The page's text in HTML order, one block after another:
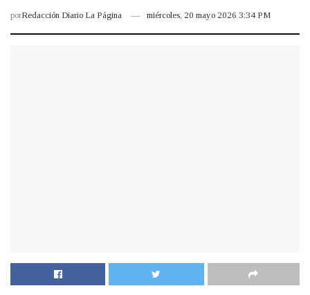
porRedacción Diario La Página miércoles, 20 mayo 2026 3:34 PM